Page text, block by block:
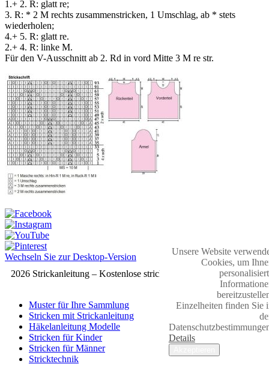
1.+ 2. R: glatt re;
3. R: * 2 M rechts zusammenstricken, 1 Umschlag, ab * stets
wiederholen;
4.+ 5. R: glatt re.
2.+ 4. R: linke M.
Für den V-Ausschnitt ab 2. Rd in vord Mitte 3 M re str.
Wechseln Sie zur Desktop-Version
2026 Strickanleitung – Kostenlose strickmuster
Muster für Ihre Sammlung
Stricken mit Strickanleitung
Häkelanleitung Modelle
Stricken für Kinder
Stricken für Männer
Stricktechnik
Unsere Website
Cookies, um
Einzelheiten finden Sie
Details